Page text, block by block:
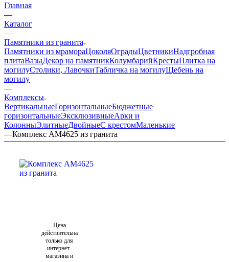
Главная
—
Каталог
—
Памятники из гранита
Памятники из мрамораЦоколяОградыЦветникиНадгробная
плитаВазыДекор на памятникКолумбарийКрестыПлитка на
могилуСтолики, ЛавочкиТабличка на могилуЩебень на
могилу
—
Комплексы
ВертикальныеГоризонтальныеБюджетные
горизонтальныеЭксклюзивныеАрки и
КолонныЭлитныеДвойныеС крестомМаленькие
—Комплекс AM4625 из гранита
Цена
действительна
только для
интернет-
магазина и